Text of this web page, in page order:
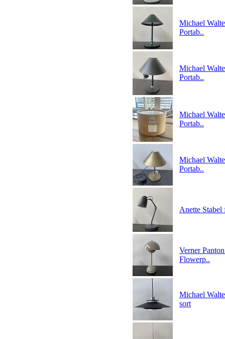
Michael
Portab..
Michael
Portab..
Michael
Portab..
Michael
Portab..
Anette
Verner
Flowerp..
Michael
sort